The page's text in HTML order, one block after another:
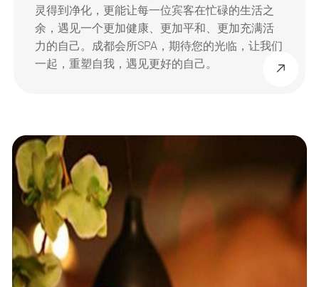
灵得到净化，更能让每一位宾客在忙碌的生活之
余，遇见一个更加健康、更加平和、更加充满活
力的自己。成都会所SPA，期待您的光临，让我们
一起，重塑自我，遇见更好的自己。